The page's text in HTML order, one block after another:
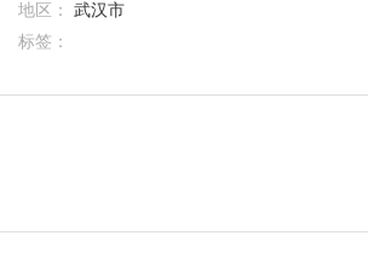
地区：
武汉市
标签：